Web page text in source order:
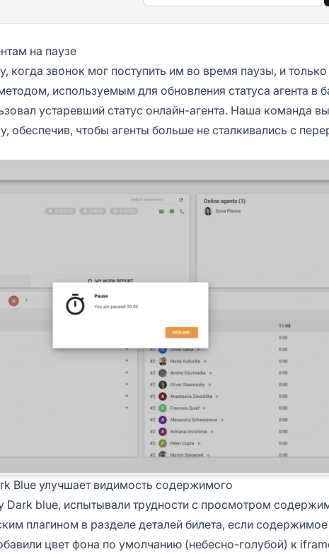
на паузе
когда звонок мог поступить им во время паузы, и
используемым для обновления статуса агента в
устаревший статус онлайн-агента. Наша команда
обеспечив, чтобы агенты больше не сталкивались с
Blue улучшает видимость содержимого
Dark blue, испытывали трудности с просмотром
плагином в разделе деталей билета, если
цвет фона по умолчанию (небесно-голубой) к